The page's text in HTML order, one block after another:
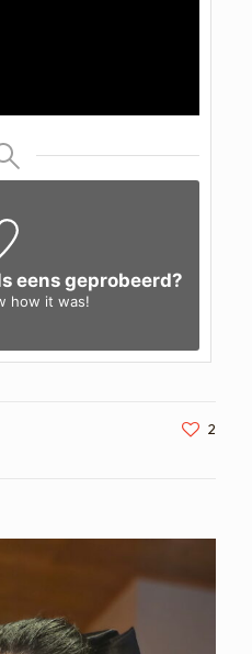
eens geprobeerd?
how it was!
2